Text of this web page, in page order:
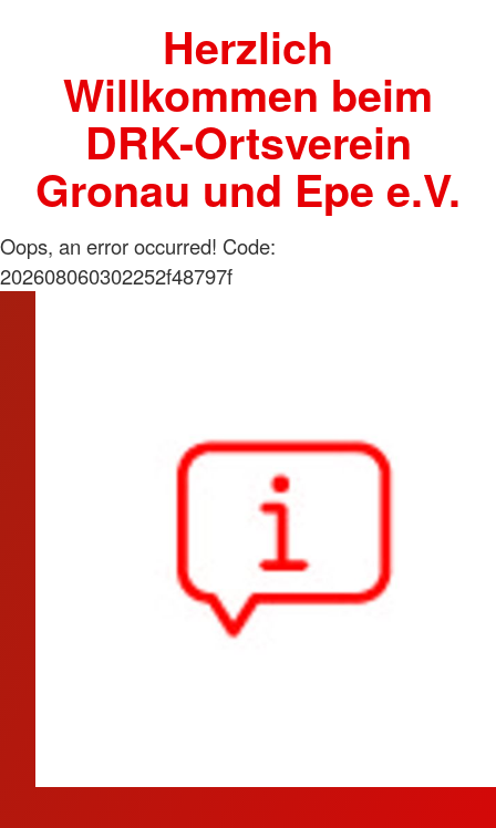
Herzlich
Willkommen beim
DRK-Ortsverein
Gronau und Epe e.V.
Oops, an error occurred! Code:
202608060302252f48797f